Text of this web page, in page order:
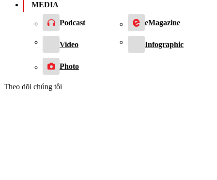
MEDIA
Podcast eMagazine
Video Infographic
Photo
Theo dõi chúng tôi